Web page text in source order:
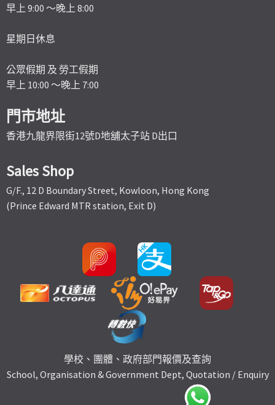
早上 9:00 ～晚上 8:00
星期日休息
公眾假期 及 勞工假期
早上 10:00 ～晚上 7:00
門市地址
香港九龍界限街12號D地舖太子站 D出口
Sales Shop
G/F., 12 D Boundary Street, Kowloon, Hong Kong
(Prince Edward MTR station, Exit D)
學校、團體、政府部門報價及查詢
School, Organisation & Government Dept, Quotation / Enquiry